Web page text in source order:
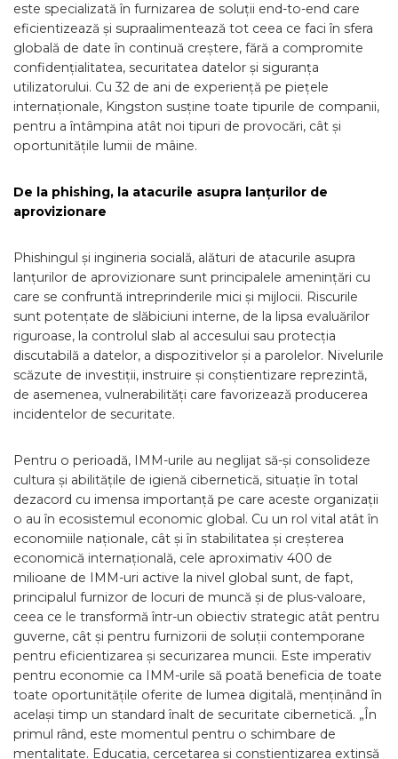
este specializată în furnizarea de soluții end-to-end care
eficientizează și supraalimentează tot ceea ce faci în sfera
globală de date în continuă creștere, fără a compromite
confidențialitatea, securitatea datelor și siguranța
utilizatorului. Cu 32 de ani de experiență pe piețele
internaționale, Kingston susține toate tipurile de companii,
pentru a întâmpina atât noi tipuri de provocări, cât și
oportunitățile lumii de mâine.
De la phishing, la atacurile asupra lanțurilor de
aprovizionare
Phishingul și ingineria socială, alături de atacurile asupra
lanțurilor de aprovizionare sunt principalele amenințări cu
care se confruntă intreprinderile mici și mijlocii. Riscurile
sunt potențate de slăbiciuni interne, de la lipsa evaluărilor
riguroase, la controlul slab al accesului sau protecția
discutabilă a datelor, a dispozitivelor și a parolelor. Nivelurile
scăzute de investiții, instruire și conștientizare reprezintă,
de asemenea, vulnerabilități care favorizează producerea
incidentelor de securitate.
Pentru o perioadă, IMM-urile au neglijat să-și consolideze
cultura și abilitățile de igienă cibernetică, situație în total
dezacord cu imensa importanță pe care aceste organizații
o au în ecosistemul economic global. Cu un rol vital atât în
economiile naționale, cât și în stabilitatea și creșterea
economică internațională, cele aproximativ 400 de
milioane de IMM-uri active la nivel global sunt, de fapt,
principalul furnizor de locuri de muncă și de plus-valoare,
ceea ce le transformă într-un obiectiv strategic atât pentru
guverne, cât și pentru furnizorii de soluții contemporane
pentru eficientizarea și securizarea muncii. Este imperativ
pentru economie ca IMM-urile să poată beneficia de toate
toate oportunitățile oferite de lumea digitală, menținând în
același timp un standard înalt de securitate cibernetică. „În
primul rând, este momentul pentru o schimbare de
mentalitate. Educația, cercetarea și conștientizarea extinsă